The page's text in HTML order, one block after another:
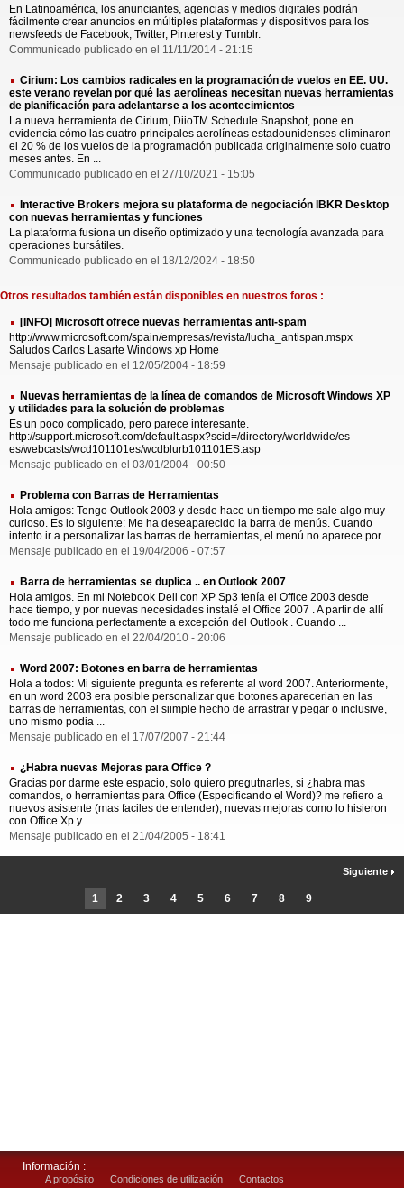
En Latinoamérica, los anunciantes, agencias y medios digitales podrán
fácilmente crear anuncios en múltiples plataformas y dispositivos para los
newsfeeds de Facebook, Twitter, Pinterest y Tumblr.
Communicado publicado en el 11/11/2014 - 21:15
Cirium: Los cambios radicales en la programación de vuelos en EE. UU.
este verano revelan por qué las aerolíneas necesitan nuevas herramientas
de planificación para adelantarse a los acontecimientos
La nueva herramienta de Cirium, DiioTM Schedule Snapshot, pone en
evidencia cómo las cuatro principales aerolíneas estadounidenses eliminaron
el 20 % de los vuelos de la programación publicada originalmente solo cuatro
meses antes. En ...
Communicado publicado en el 27/10/2021 - 15:05
Interactive Brokers mejora su plataforma de negociación IBKR Desktop
con nuevas herramientas y funciones
La plataforma fusiona un diseño optimizado y una tecnología avanzada para
operaciones bursátiles.
Communicado publicado en el 18/12/2024 - 18:50
Otros resultados también están disponibles en nuestros foros :
[INFO] Microsoft ofrece nuevas herramientas anti-spam
http://www.microsoft.com/spain/empresas/revista/lucha_antispan.mspx
Saludos Carlos Lasarte Windows xp Home
Mensaje publicado en el 12/05/2004 - 18:59
Nuevas herramientas de la línea de comandos de Microsoft Windows XP
y utilidades para la solución de problemas
Es un poco complicado, pero parece interesante.
http://support.microsoft.com/default.aspx?scid=/directory/worldwide/es-
es/webcasts/wcd101101es/wcdblurb101101ES.asp
Mensaje publicado en el 03/01/2004 - 00:50
Problema con Barras de Herramientas
Hola amigos: Tengo Outlook 2003 y desde hace un tiempo me sale algo muy
curioso. Es lo siguiente: Me ha deseaparecido la barra de menús. Cuando
intento ir a personalizar las barras de herramientas, el menú no aparece por ...
Mensaje publicado en el 19/04/2006 - 07:57
Barra de herramientas se duplica .. en Outlook 2007
Hola amigos. En mi Notebook Dell con XP Sp3 tenía el Office 2003 desde
hace tiempo, y por nuevas necesidades instalé el Office 2007 . A partir de allí
todo me funciona perfectamente a excepción del Outlook . Cuando ...
Mensaje publicado en el 22/04/2010 - 20:06
Word 2007: Botones en barra de herramientas
Hola a todos: Mi siguiente pregunta es referente al word 2007. Anteriormente,
en un word 2003 era posible personalizar que botones aparecerian en las
barras de herramientas, con el siimple hecho de arrastrar y pegar o inclusive,
uno mismo podia ...
Mensaje publicado en el 17/07/2007 - 21:44
¿Habra nuevas Mejoras para Office ?
Gracias por darme este espacio, solo quiero pregutnarles, si ¿habra mas
comandos, o herramientas para Office (Especificando el Word)? me refiero a
nuevos asistente (mas faciles de entender), nuevas mejoras como lo hisieron
con Office Xp y ...
Mensaje publicado en el 21/04/2005 - 18:41
1 2 3 4 5 6 7 8 9
Siguiente
Información :
A propósito Condiciones de utilización Contactos